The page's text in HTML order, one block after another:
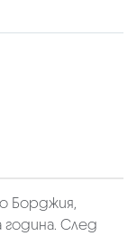
Борджия,
година. След